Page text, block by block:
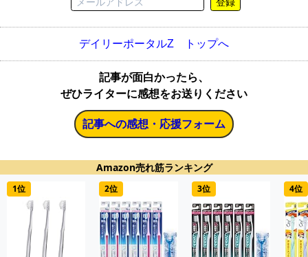
デイリーポータルZ トップへ
記事が面白かったら、
ぜひライターに感想をお送りください
記事への感想・応援フォーム
Amazon売れ筋ランキング
1位 2位 3位 4位